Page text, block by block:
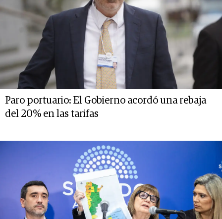
Paro portuario: El Gobierno acordó una rebaja
del 20% en las tarifas